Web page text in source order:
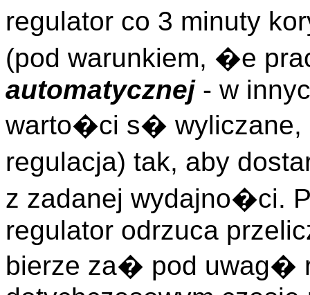
regulator co 3 minuty
(pod warunkiem, �e
automatycznej- w
warto�ci s� wyliczane,
regulacja) tak, aby
z zadanej wydajno�ci.
regulator odrzuca
bierze za� pod uwag�